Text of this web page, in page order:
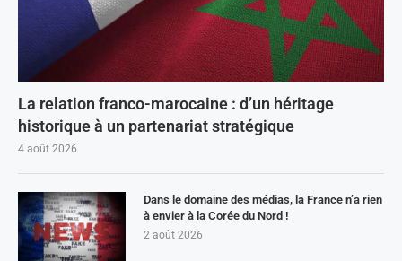
La relation franco-marocaine : d’un héritage
historique à un partenariat stratégique
4 août 2026
Dans le domaine des médias, la France n’a rien
à envier à la Corée du Nord !
2 août 2026